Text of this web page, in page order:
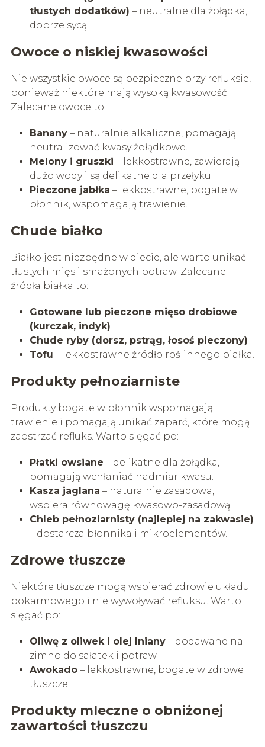
tłustych dodatków) – neutralne dla żołądka,
dobrze sycą.
Owoce o niskiej kwasowości
Nie wszystkie owoce są bezpieczne przy refluksie,
ponieważ niektóre mają wysoką kwasowość.
Zalecane owoce to:
Banany– naturalnie alkaliczne, pomagają
neutralizować kwasy żołądkowe.
Melony i gruszki – lekkostrawne, zawierają
dużo wody i są delikatne dla przełyku.
Pieczone jabłka – lekkostrawne, bogate w
błonnik, wspomagają trawienie.
Chude białko
Białko jest niezbędne w diecie, ale warto unikać
tłustych mięs i smażonych potraw. Zalecane
źródła białka to:
Gotowane lub pieczone mięso drobiowe
(kurczak, indyk)
Chude ryby (dorsz, pstrąg, łosoś pieczony)
Tofu – lekkostrawne źródło roślinnego białka.
Produkty pełnoziarniste
Produkty bogate w błonnik wspomagają
trawienie i pomagają unikać zaparć, które mogą
zaostrzać refluks. Warto sięgać po:
Płatki owsiane – delikatne dla żołądka,
pomagają wchłaniać nadmiar kwasu.
Kasza jaglana – naturalnie zasadowa,
wspiera równowagę kwasowo-zasadową.
Chleb pełnoziarnisty (najlepiej na zakwasie)
– dostarcza błonnika i mikroelementów.
Zdrowe tłuszcze
Niektóre tłuszcze mogą wspierać zdrowie układu
pokarmowego i nie wywoływać refluksu. Warto
sięgać po:
Oliwę z oliwek i olej lniany– dodawane na
zimno do sałatek i potraw.
Awokado– lekkostrawne, bogate w zdrowe
tłuszcze.
Produkty mleczne o obniżonej
zawartości tłuszczu